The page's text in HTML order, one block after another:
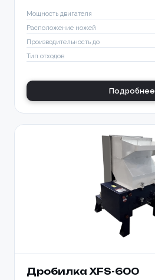
Мощность двигателя
Расположение ножей
Производительность до
Тип отходов
Подробнее
Дробилка XFS-600